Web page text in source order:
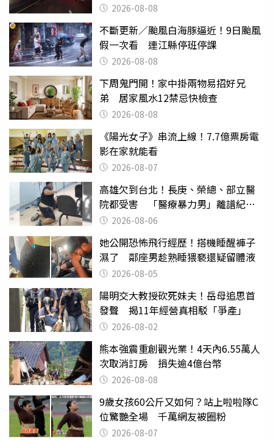
2026-08-08
不斷更新／颱風白海豚逼近！9日颱風
假一次看 連江縣停班停課
2026-08-08
下周鬼門開！家中掛兩物易招好兄
弟 居家風水12禁忌快檢查
2026-08-08
《陽光女子》串流上線！7.7億票房電
影在家就能看
2026-08-07
高雄欠到台北！長庚、榮總、部立醫
院都受害 「醫療暴力男」離譜紀錄
曝光2026-08-06
她公開恐怖飛行經歷！搭機睡醒褲子
濕了 鄰座男趁熟睡猥褻還疑留體液
2026-08-05
陽明交大教授砍死妹夫！岳母追思首
發聲 揭11年經營真相駁「爭產」
2026-08-02
熊本強震重創觀光業！4天內6.55萬人
次取消訂房 損失逾4億台幣
2026-08-08
9歲女孩60公斤又如何？站上啦啦隊C
位驚艷全場 千萬網友被圈粉
2026-08-07